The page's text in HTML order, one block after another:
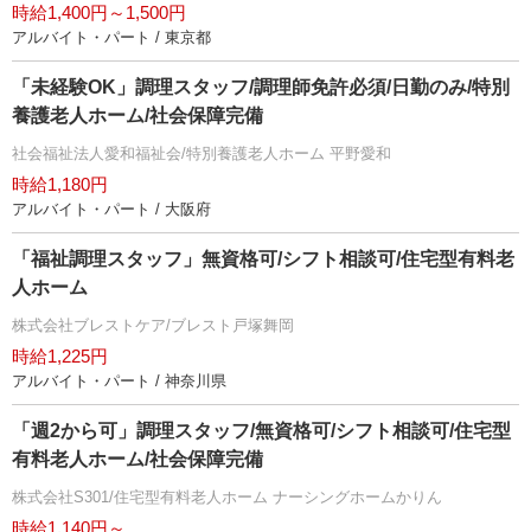
時給1,400円～1,500円
アルバイト・パート / 東京都
「未経験OK」調理スタッフ/調理師免許必須/日勤のみ/特別
養護老人ホーム/社会保障完備
社会福祉法人愛和福祉会/特別養護老人ホーム 平野愛和
時給1,180円
アルバイト・パート / 大阪府
「福祉調理スタッフ」無資格可/シフト相談可/住宅型有料老
人ホーム
株式会社ブレストケア/ブレスト戸塚舞岡
時給1,225円
アルバイト・パート / 神奈川県
「週2から可」調理スタッフ/無資格可/シフト相談可/住宅型
有料老人ホーム/社会保障完備
株式会社S301/住宅型有料老人ホーム ナーシングホームかりん
時給1,140円～